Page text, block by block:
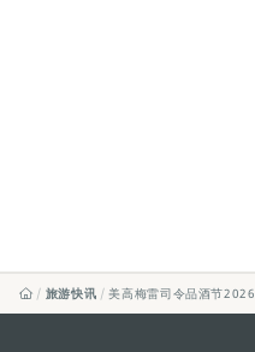
旅游快讯 美高梅雷司令品酒节2026